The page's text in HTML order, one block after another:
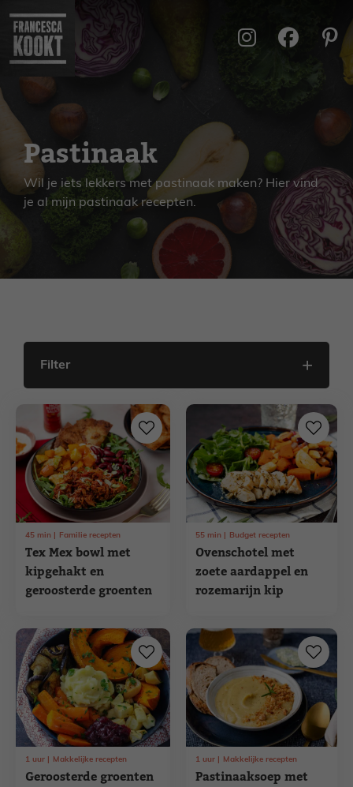
naar
inhoud
Pastinaak
Wil je iets lekkers met pastinaak maken? Hier vind
je al mijn pastinaak recepten.
Filter
Tex Mex bowl met
kipgehakt en
geroosterde groenten
45 min Familie recepten
Ovenschotel met
zoete aardappel en
rozemarijn kip
55 min Budget recepten
Geroosterde groenten
1 uur Makkelijke recepten
Pastinaaksoep met
1 uur Makkelijke recepten